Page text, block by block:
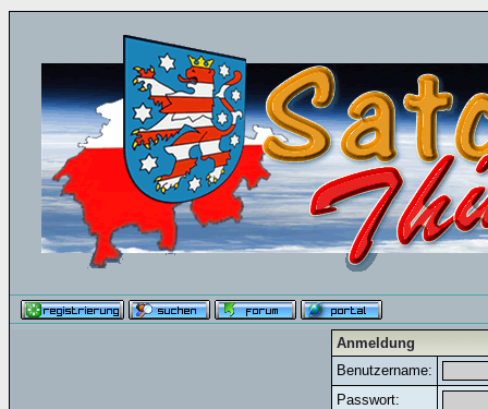
Anmeldung
Benutzername:
Passwort: